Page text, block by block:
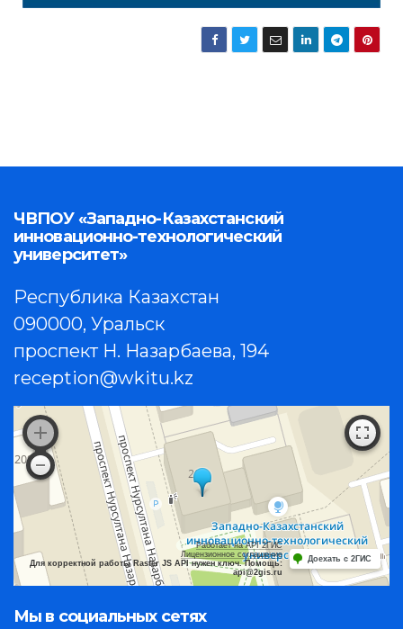
ЧВПОУ «Западно-Казахстанский
инновационно-технологический
университет»
Республика Казахстан
090000, Уральск
проспект Н. Назарбаева, 194
reception@wkitu.kz
Работает на API 2ГИС
Лицензионное соглашение
Для корректной работы Raster JS API нужен ключ. Помощь:
api@2gis.ru
Доехать с 2ГИС
Мы в социальных сетях